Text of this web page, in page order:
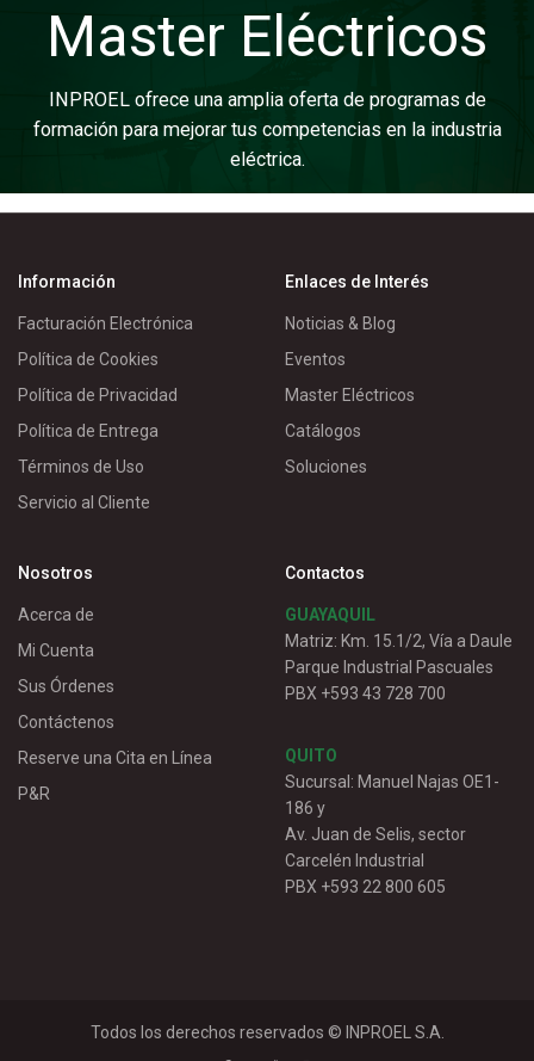
Master Eléctricos
INPROEL ofrece una amplia oferta de programas de
formación para mejorar tus competencias en la industria
eléctrica.
Información
Facturación Electrónica
Política de Cookies
Política de Privacidad
Política de Entrega
Términos de Uso
Servicio al Cliente
Enlaces de Interés
Noticias & Blog
Eventos
Master Eléctricos
Catálogos
Soluciones
Nosotros
Acerca de
Mi Cuenta
Sus Órdenes
Contáctenos
Reserve una Cita en Línea
P&R
Contactos
GUAYAQUIL
Matriz: Km. 15.1/2, Vía a Daule
Parque Industrial Pascuales
PBX +593 43 728 700
QUITO
Sucursal: Manuel Najas OE1-
186 y
Av. Juan de Selis, sector
Carcelén Industrial
PBX +593 22 800 605
Todos los derechos reservados © INPROEL S.A.